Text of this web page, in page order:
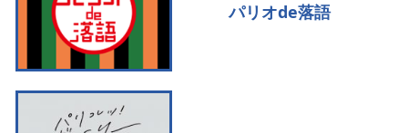
パリオde落語